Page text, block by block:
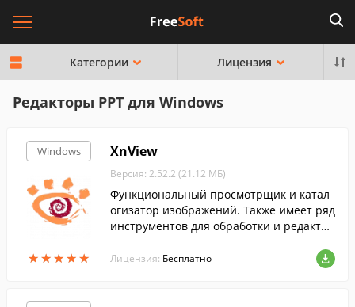
Категории Лицензия
Редакторы PPT для Windows
Windows
★★★★★
★★★★★
XnView
Версия: 2.52.2 (21.12 МБ)
Функциональный просмотрщик и катал
огизатор изображений. Также имеет ряд
инструментов для обработки и редактир
Лицензия: Бесплатно